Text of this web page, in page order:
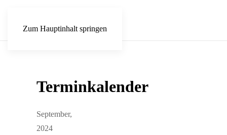
Zum Hauptinhalt springen
Terminkalender
September,
2024